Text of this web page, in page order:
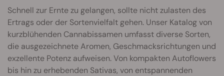
Schnell zur Ernte zu gelangen, sollte nicht zulasten des
Ertrags oder der Sortenvielfalt gehen. Unser Katalog von
kurzblühenden Cannabissamen umfasst diverse Sorten,
die ausgezeichnete Aromen, Geschmacksrichtungen und
exzellente Potenz aufweisen. Von kompakten Autoflowers
bis hin zu erhebenden Sativas, von entspannenden